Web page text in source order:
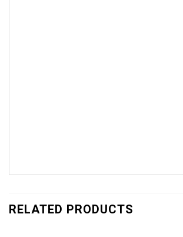
RELATED PRODUCTS